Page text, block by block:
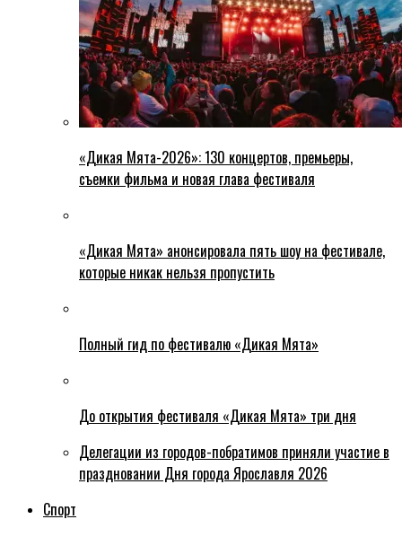
«Дикая Мята-2026»: 130 концертов, премьеры,
съемки фильма и новая глава фестиваля
«Дикая Мята» анонсировала пять шоу на фестивале,
которые никак нельзя пропустить
Полный гид по фестивалю «Дикая Мята»
До открытия фестиваля «Дикая Мята» три дня
Делегации из городов-побратимов приняли участие в
праздновании Дня города Ярославля 2026
Спорт